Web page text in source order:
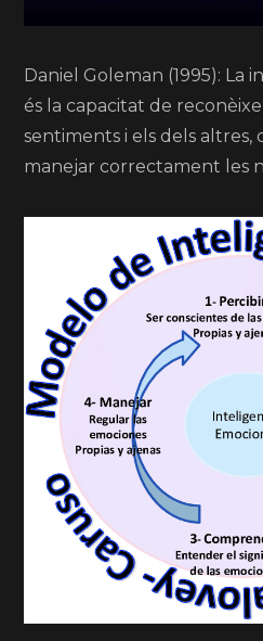
Daniel Goleman (1995): La
és la capacitat de
sentiments i els dels altres,
manejar correctament les